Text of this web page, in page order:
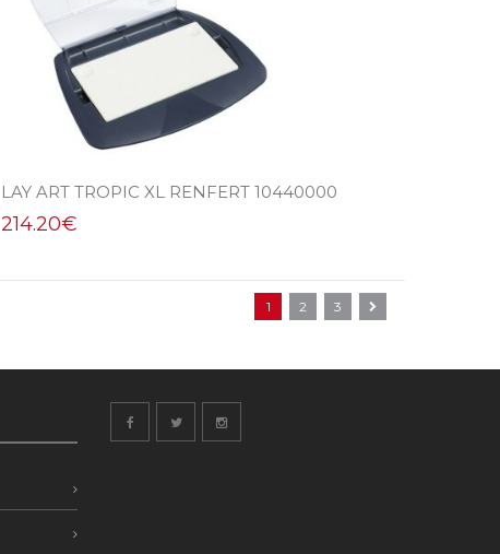
LAY ART TROPIC XL RENFERT 10440000
214.20€
1 2 3